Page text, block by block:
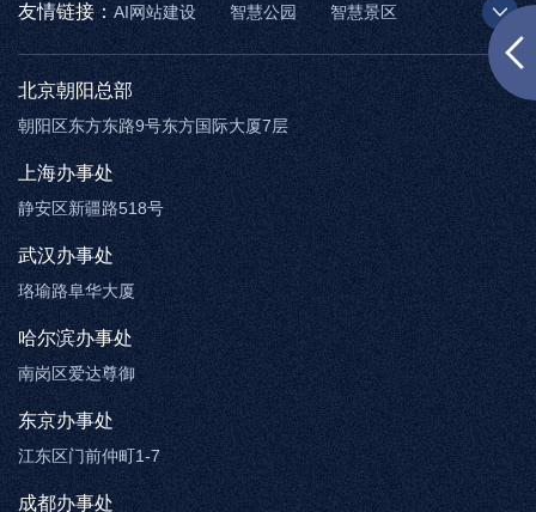
友情链接： AI网站建设 智慧公园
智慧景区
AR太极
智慧博物馆 智能步道
北京朝阳总部
朝阳区东方东路9号东方国际大厦7层
上海办事处
静安区新疆路518号
武汉办事处
珞瑜路阜华大厦
哈尔滨办事处
南岗区爱达尊御
东京办事处
江东区门前仲町1-7
成都办事处